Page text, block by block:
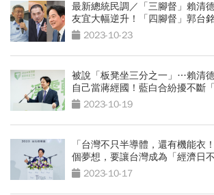
最新總統民調／「三腳督」賴清
友宜大幅逆升！「四腳督」郭台
2023-10-23
被說「板凳坐三分之一」…賴清
自己當蔣經國！藍白合紛擾不斷
2023-10-19
「台灣不只半導體，還有機能衣
個夢想，要讓台灣成為「經濟日不
2023-10-17